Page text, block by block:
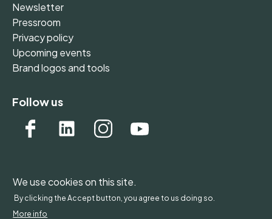
Newsletter
Pressroom
Privacy policy
Upcoming events
Brand logos and tools
Follow us
WONDERFOL bv, BE 0542.807.644, Claire Vellutstraat
We use cookies on this site.
By clicking the Accept button, you agree to us doing so.
More info